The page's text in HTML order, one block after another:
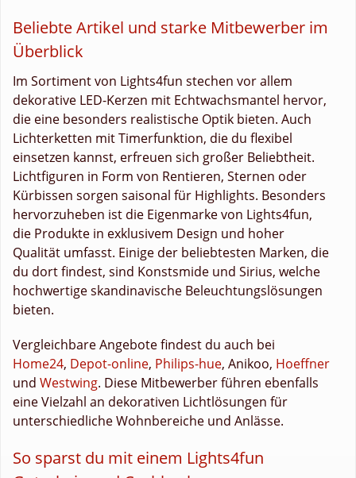
Beliebte Artikel und starke Mitbewerber im
Überblick
Im Sortiment von Lights4fun stechen vor allem
dekorative LED-Kerzen mit Echtwachsmantel hervor,
die eine besonders realistische Optik bieten. Auch
Lichterketten mit Timerfunktion, die du flexibel
einsetzen kannst, erfreuen sich großer Beliebtheit.
Lichtfiguren in Form von Rentieren, Sternen oder
Kürbissen sorgen saisonal für Highlights. Besonders
hervorzuheben ist die Eigenmarke von Lights4fun,
die Produkte in exklusivem Design und hoher
Qualität umfasst. Einige der beliebtesten Marken, die
du dort findest, sind Konstsmide und Sirius, welche
hochwertige skandinavische Beleuchtungslösungen
bieten.
Vergleichbare Angebote findest du auch bei
Home24, Depot-online, Philips-hue, Anikoo, Hoeffner
und Westwing. Diese Mitbewerber führen ebenfalls
eine Vielzahl an dekorativen Lichtlösungen für
unterschiedliche Wohnbereiche und Anlässe.
So sparst du mit einem Lights4fun